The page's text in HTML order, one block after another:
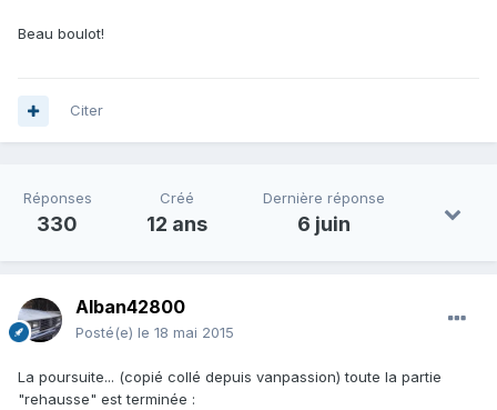
Beau boulot!
Citer
Réponses
330
Créé
12 ans
Dernière réponse
6 juin
Alban42800
Posté(e) le 18 mai 2015
La poursuite... (copié collé depuis vanpassion) toute la partie
"rehausse" est terminée :